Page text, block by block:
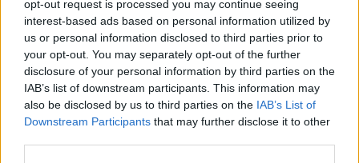
opt-out request is processed you may continue seeing
interest-based ads based on personal information utilized by
us or personal information disclosed to third parties prior to
your opt-out. You may separately opt-out of the further
disclosure of your personal information by third parties on the
IAB’s list of downstream participants. This information may
also be disclosed by us to third parties on the IAB’s List of
Downstream Participants that may further disclose it to other
ακριβώς προκύπτει;
Και αυτό το κείμενο ήταν ένα πείραμα
δημιουργικής γραφής (sic) πάνω στην ιστορία
του φωνογράφου του Έντισον. Από τη στιγμή
που είχαμε ήδη καταγράψει και δημοσιεύσει
το βιογραφικό της μπάντας, θεωρήσαμε